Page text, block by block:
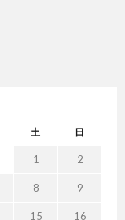
土 日
1 2
8 9
15 16